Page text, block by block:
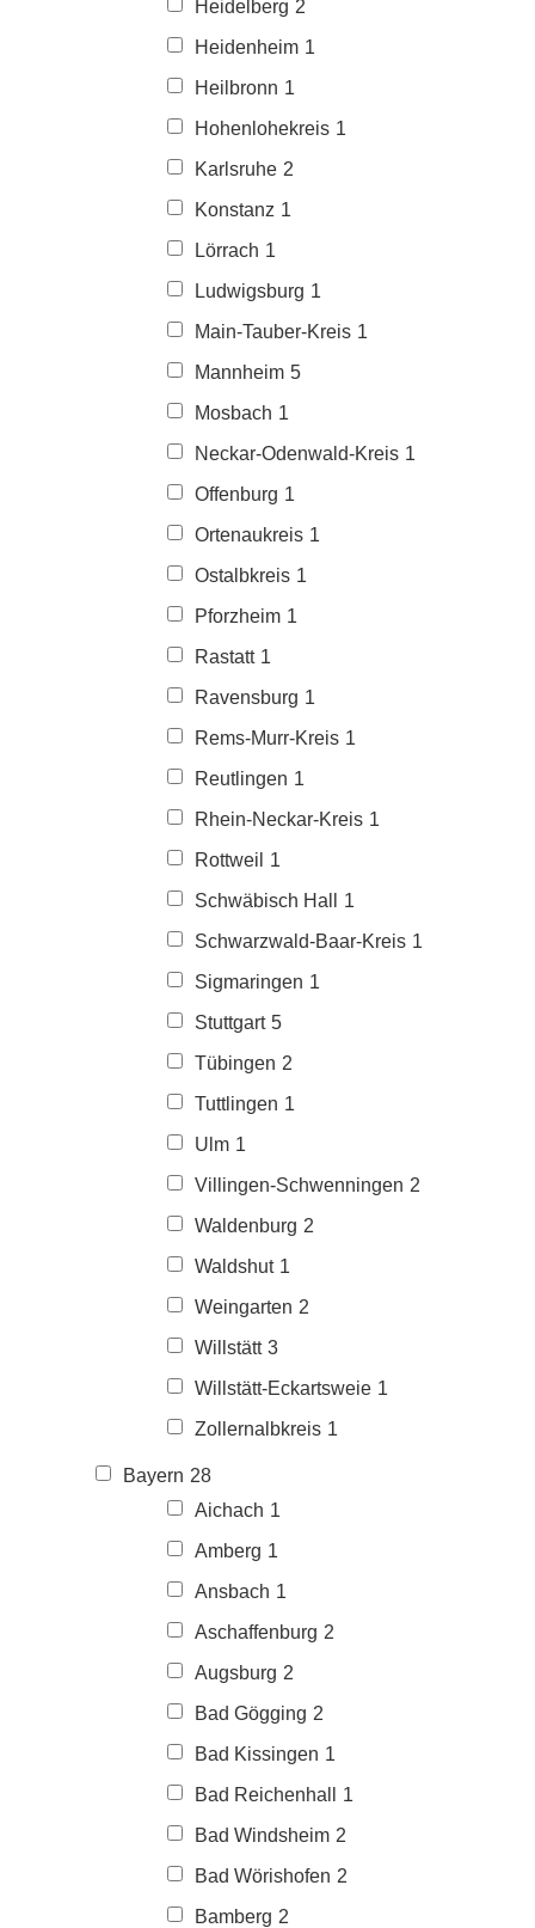
Heidelberg 2
Heidenheim 1
Heilbronn 1
Hohenlohekreis 1
Karlsruhe 2
Konstanz 1
Lörrach 1
Ludwigsburg 1
Main-Tauber-Kreis 1
Mannheim 5
Mosbach 1
Neckar-Odenwald-Kreis 1
Offenburg 1
Ortenaukreis 1
Ostalbkreis 1
Pforzheim 1
Rastatt 1
Ravensburg 1
Rems-Murr-Kreis 1
Reutlingen 1
Rhein-Neckar-Kreis 1
Rottweil
1
Schwäbisch Hall
1
Schwarzwald-Baar-Kreis 1
Sigmaringen 1
Stuttgart 5
Tübingen 2
Tuttlingen 1
Ulm 1
Villingen-Schwenningen 2
Waldenburg 2
Waldshut 1
Weingarten 2
Willstätt 3
Willstätt-Eckartsweie 1
Zollernalbkreis 1
Bayern 28
Aichach 1
Amberg 1
Ansbach 1
Aschaffenburg 2
Augsburg 2
Bad Gögging 2
Bad Kissingen 1
Bad Reichenhall
1
Bad Windsheim 2
Bad Wörishofen 2
Bamberg 2